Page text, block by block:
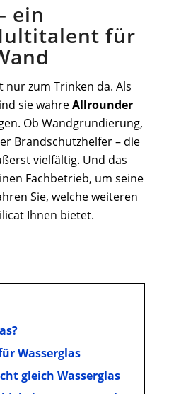
ein
für
zum Trinken da. Als
sie wahreAllrounder
Ob Wandgrundierung,
Brandschutzhelfer – die
vielfältig. Und das
Fachbetrieb, um seine
Sie, welche weiteren
Ihnen bietet.
Wasserglas
gleich Wasserglas